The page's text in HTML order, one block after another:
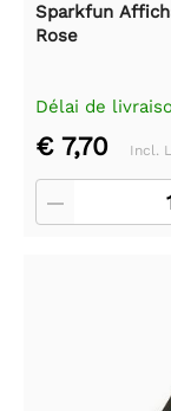
Sparkfun
Rose
Délai de
€ 7,70 Incl.